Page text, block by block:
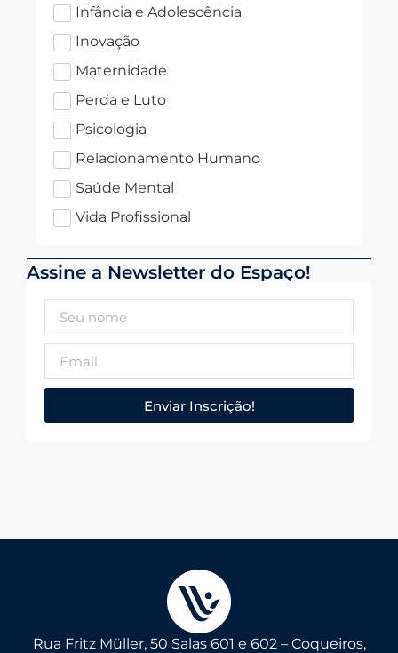
Infância e Adolescência
Inovação
Maternidade
Perda e Luto
Psicologia
Relacionamento Humano
Saúde Mental
Vida Profissional
Assine a Newsletter do Espaço!
Enviar Inscrição!
Rua Fritz Müller, 50 Salas 601 e 602 – Coqueiros,